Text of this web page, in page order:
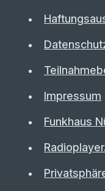
Impressum
Funkhaus